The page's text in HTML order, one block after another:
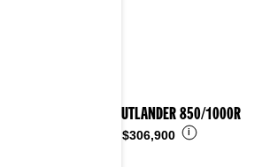
2025 OUTLANDER 850/1000R
$306,900 i